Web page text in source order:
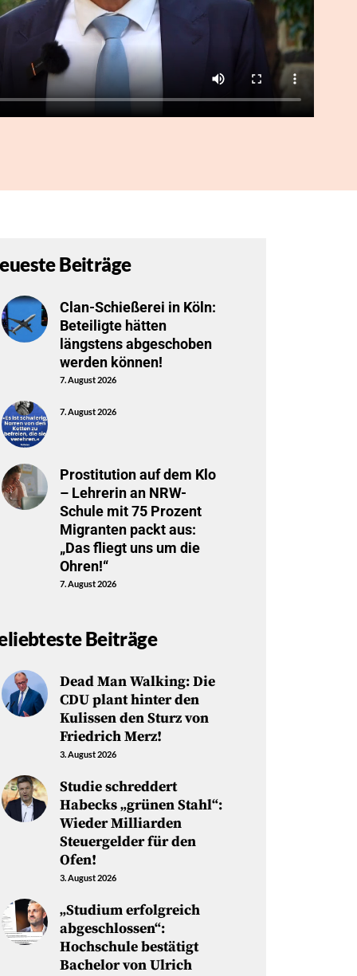
Beiträge
Clan-Schießerei in Köln:
Beteiligte hätten
längstens abgeschoben
werden können!
7. August 2026
7. August 2026
Prostitution auf dem Klo
– Lehrerin an NRW-
Schule mit 75 Prozent
Migranten packt aus:
„Das fliegt uns um die
Ohren!“
7. August 2026
Beiträge
Dead Man Walking: Die
CDU plant hinter den
Kulissen den Sturz von
Friedrich Merz!
3. August 2026
Studie schreddert
Habecks „grünen Stahl“:
Wieder Milliarden
Steuergelder für den
Ofen!
3. August 2026
„Studium erfolgreich
abgeschlossen“:
Hochschule bestätigt
Bachelor von Ulrich